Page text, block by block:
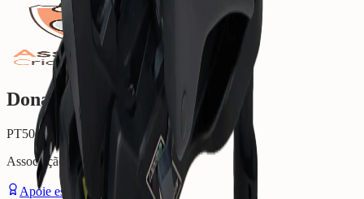
Donativo Direto (IBAN)
PT50 0035 0135 0010 5637 930 92
Associação Criança Segura
Apoie este projeto ☕